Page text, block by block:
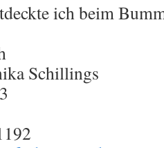
ich beim
Schillings